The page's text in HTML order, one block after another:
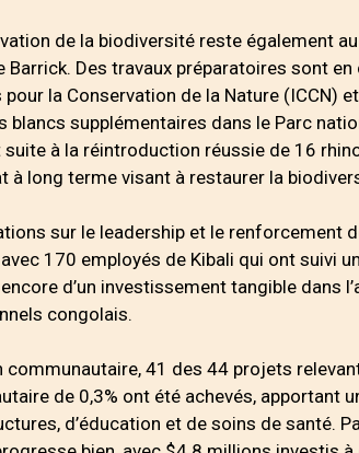
de la biodiversité reste également
Barrick. Des travaux préparatoires sont
pour la Conservation de la Nature (ICCN)
blancs supplémentaires dans le Parc
à la réintroduction réussie de 16
à long terme visant à restaurer la
sur le leadership et le renforcement
170 employés de Kibali qui ont suivi
encore d’un investissement tangible dans
congolais.
communautaire, 41 des 44 projets
de 0,3% ont été achevés, apportant
d’éducation et de soins de santé.